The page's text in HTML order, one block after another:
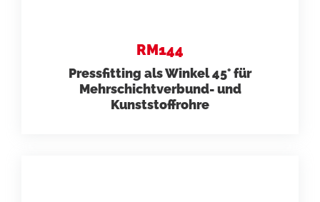
RM144
Pressfitting als Winkel 45° für
Mehrschichtverbund- und
Kunststoffrohre